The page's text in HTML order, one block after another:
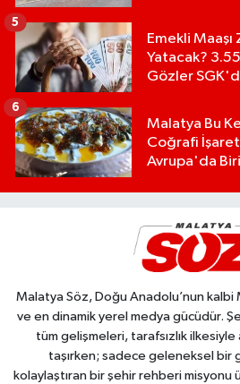
Emekli Maaşı
Yatacak?
Gözler
5
Malatya Bu
Coğrafi
Avrupa'da
6
Malatya Söz, Doğu Anadolu’nun kalbi
ve en dinamik yerel medya gücüdür.
tüm gelişmeleri, tarafsızlık ilkesiyle
taşırken; sadece geleneksel bir
kolaylaştıran bir şehir rehberi